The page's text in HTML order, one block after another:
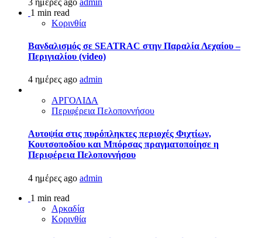
1 min read
Κορινθία
Βανδαλισμός σε SEATRAC στην Παραλία Λεχαίου –
Περιγιαλίου (video)
4 ημέρες ago admin
ΑΡΓΟΛΙΔΑ
Περιφέρεια Πελοποννήσου
Αυτοψία στις πυρόπληκτες περιοχές Φιχτίων,
Κουτσοποδίου και Μπόρσας πραγματοποίησε η
Περιφέρεια Πελοποννήσου
4 ημέρες ago admin
1 min read
Αρκαδία
Κορινθία